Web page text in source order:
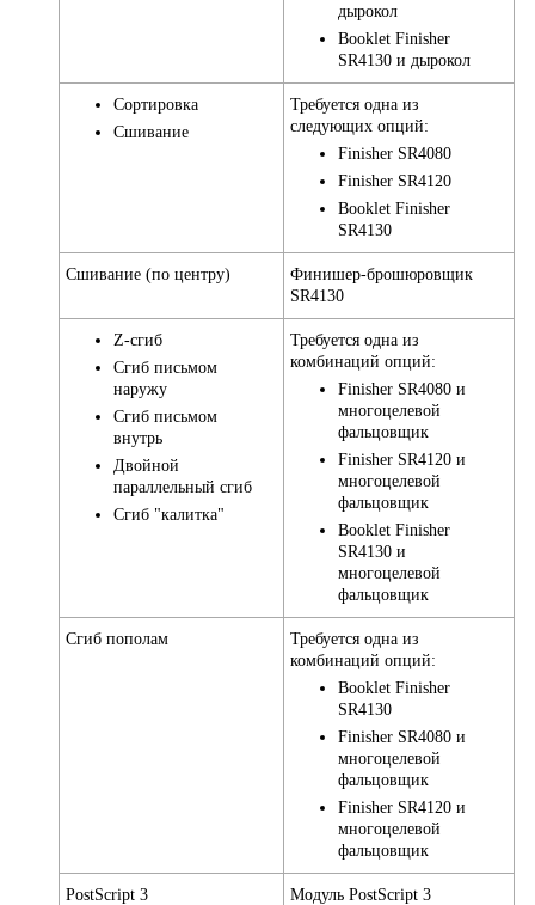
дырокол
Booklet Finisher
SR4130 и дырокол
Сортировка
Сшивание
Требуется одна из
следующих опций:
Finisher SR4080
Finisher SR4120
Booklet Finisher
SR4130
Сшивание (по центру)
Финишер-брошюровщик
SR4130
Z-сгиб
Сгиб письмом
наружу
Сгиб письмом
внутрь
Двойной
параллельный сгиб
Сгиб "калитка"
Требуется одна из
комбинаций опций:
Finisher SR4080 и
многоцелевой
фальцовщик
Finisher SR4120 и
многоцелевой
фальцовщик
Booklet Finisher
SR4130 и
многоцелевой
фальцовщик
Сгиб пополам
Требуется одна из
комбинаций опций:
Booklet Finisher
SR4130
Finisher SR4080 и
многоцелевой
фальцовщик
Finisher SR4120 и
многоцелевой
фальцовщик
PostScript 3 Модуль PostScript 3